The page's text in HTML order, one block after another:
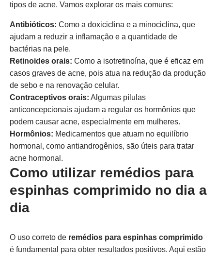
tipos de acne. Vamos explorar os mais comuns:
Antibióticos: Como a doxiciclina e a minociclina, que
ajudam a reduzir a inflamação e a quantidade de
bactérias na pele.
Retinoides orais: Como a isotretinoína, que é eficaz em
casos graves de acne, pois atua na redução da produção
de sebo e na renovação celular.
Contraceptivos orais: Algumas pílulas
anticoncepcionais ajudam a regular os hormônios que
podem causar acne, especialmente em mulheres.
Hormônios: Medicamentos que atuam no equilíbrio
hormonal, como antiandrogênios, são úteis para tratar
acne hormonal.
Como utilizar remédios para
espinhas comprimido no dia a
dia
O uso correto de remédios para espinhas comprimido
é fundamental para obter resultados positivos. Aqui estão